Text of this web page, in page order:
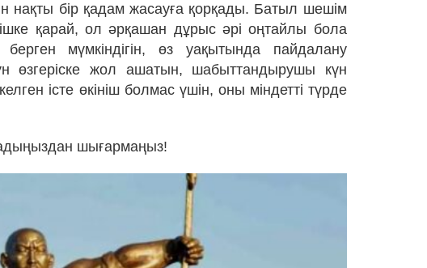
нақты бір қадам жасауға қорқады. Батыл шешім
қарай, ол әрқашан дұрыс әрі оңтайлы бола
мүмкіндігін, өз уақытында пайдалану
өзгеріске жол ашатын, шабыттандырушы күн
істе өкініш болмас үшін, оны міндетті түрде
шығармаңыз!